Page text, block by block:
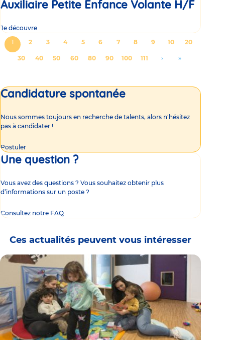
Auxiliaire Petite Enfance Volante H/F
Je découvre
Pagination
Page
courante
1 Page
2 Page
3 Page
4 Page
5 Page
6 Page
7 Page
8 Page
9 Page
10 Page
20
Page
30 Page
40 Page
50 Page
60 Page
80 Page
90 Page
100 Page
111
Aller
›
Aller
dernière
»
Candidature spontanée
Nous sommes toujours en recherche de talents, alors n'hésitez
pas à candidater !
Postuler
Une question ?
Vous avez des questions ? Vous souhaitez obtenir plus
d’informations sur un poste ?
Consultez notre FAQ
Ces actualités peuvent vous intéresser